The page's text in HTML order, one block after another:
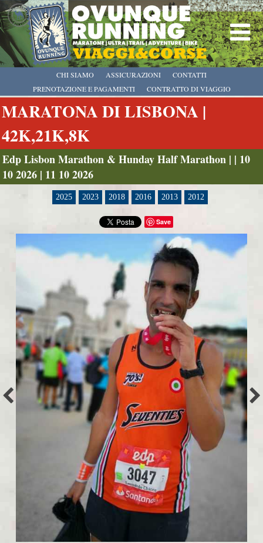
CHI SIAMO
PRENOTAZIONE E PAGAMENTI
CONTRATTO DI VIAGGIO
ASSICURAZIONI CONTATTI
MARATONA DI LISBONA |
42K,21K,8K
Edp Lisbon Marathon & Hunday Half Marathon | | 10
10 2026 | 11 10 2026
2025 2023 2018 2016 2013 2012
Save